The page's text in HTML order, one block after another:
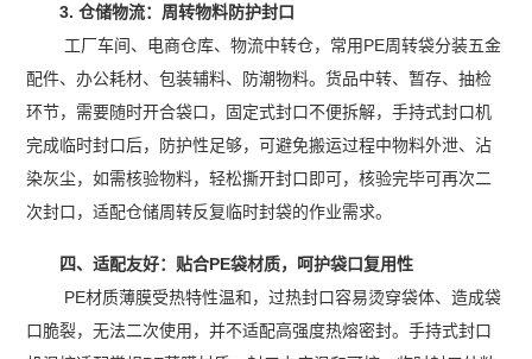
3. 仓储物流：周转物料防护封口
工厂车间、电商仓库、物流中转仓，常用PE周转袋分装五金
配件、办公耗材、包装辅料、防潮物料。货品中转、暂存、抽检
环节，需要随时开合袋口，固定式封口不便拆解，手持式封口机
完成临时封口后，防护性足够，可避免搬运过程中物料外泄、沾
染灰尘，如需核验物料，轻松撕开封口即可，核验完毕可再次二
次封口，适配仓储周转反复临时封袋的作业需求。
四、适配友好：贴合PE袋材质，呵护袋口复用性
PE材质薄膜受热特性温和，过热封口容易烫穿袋体、造成袋
口脆裂，无法二次使用，并不适配高强度热熔密封。手持式封口